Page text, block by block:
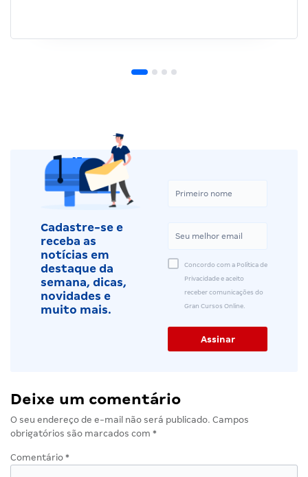
Cadastre-se e
receba as
notícias em
destaque da
semana, dicas,
novidades e
muito mais.
Concordo com a Política de
Privacidade e aceito
receber comunicações do
Gran Cursos Online.
Deixe um comentário
O seu endereço de e-mail não será publicado. Campos
obrigatórios são marcados com *
Comentário *